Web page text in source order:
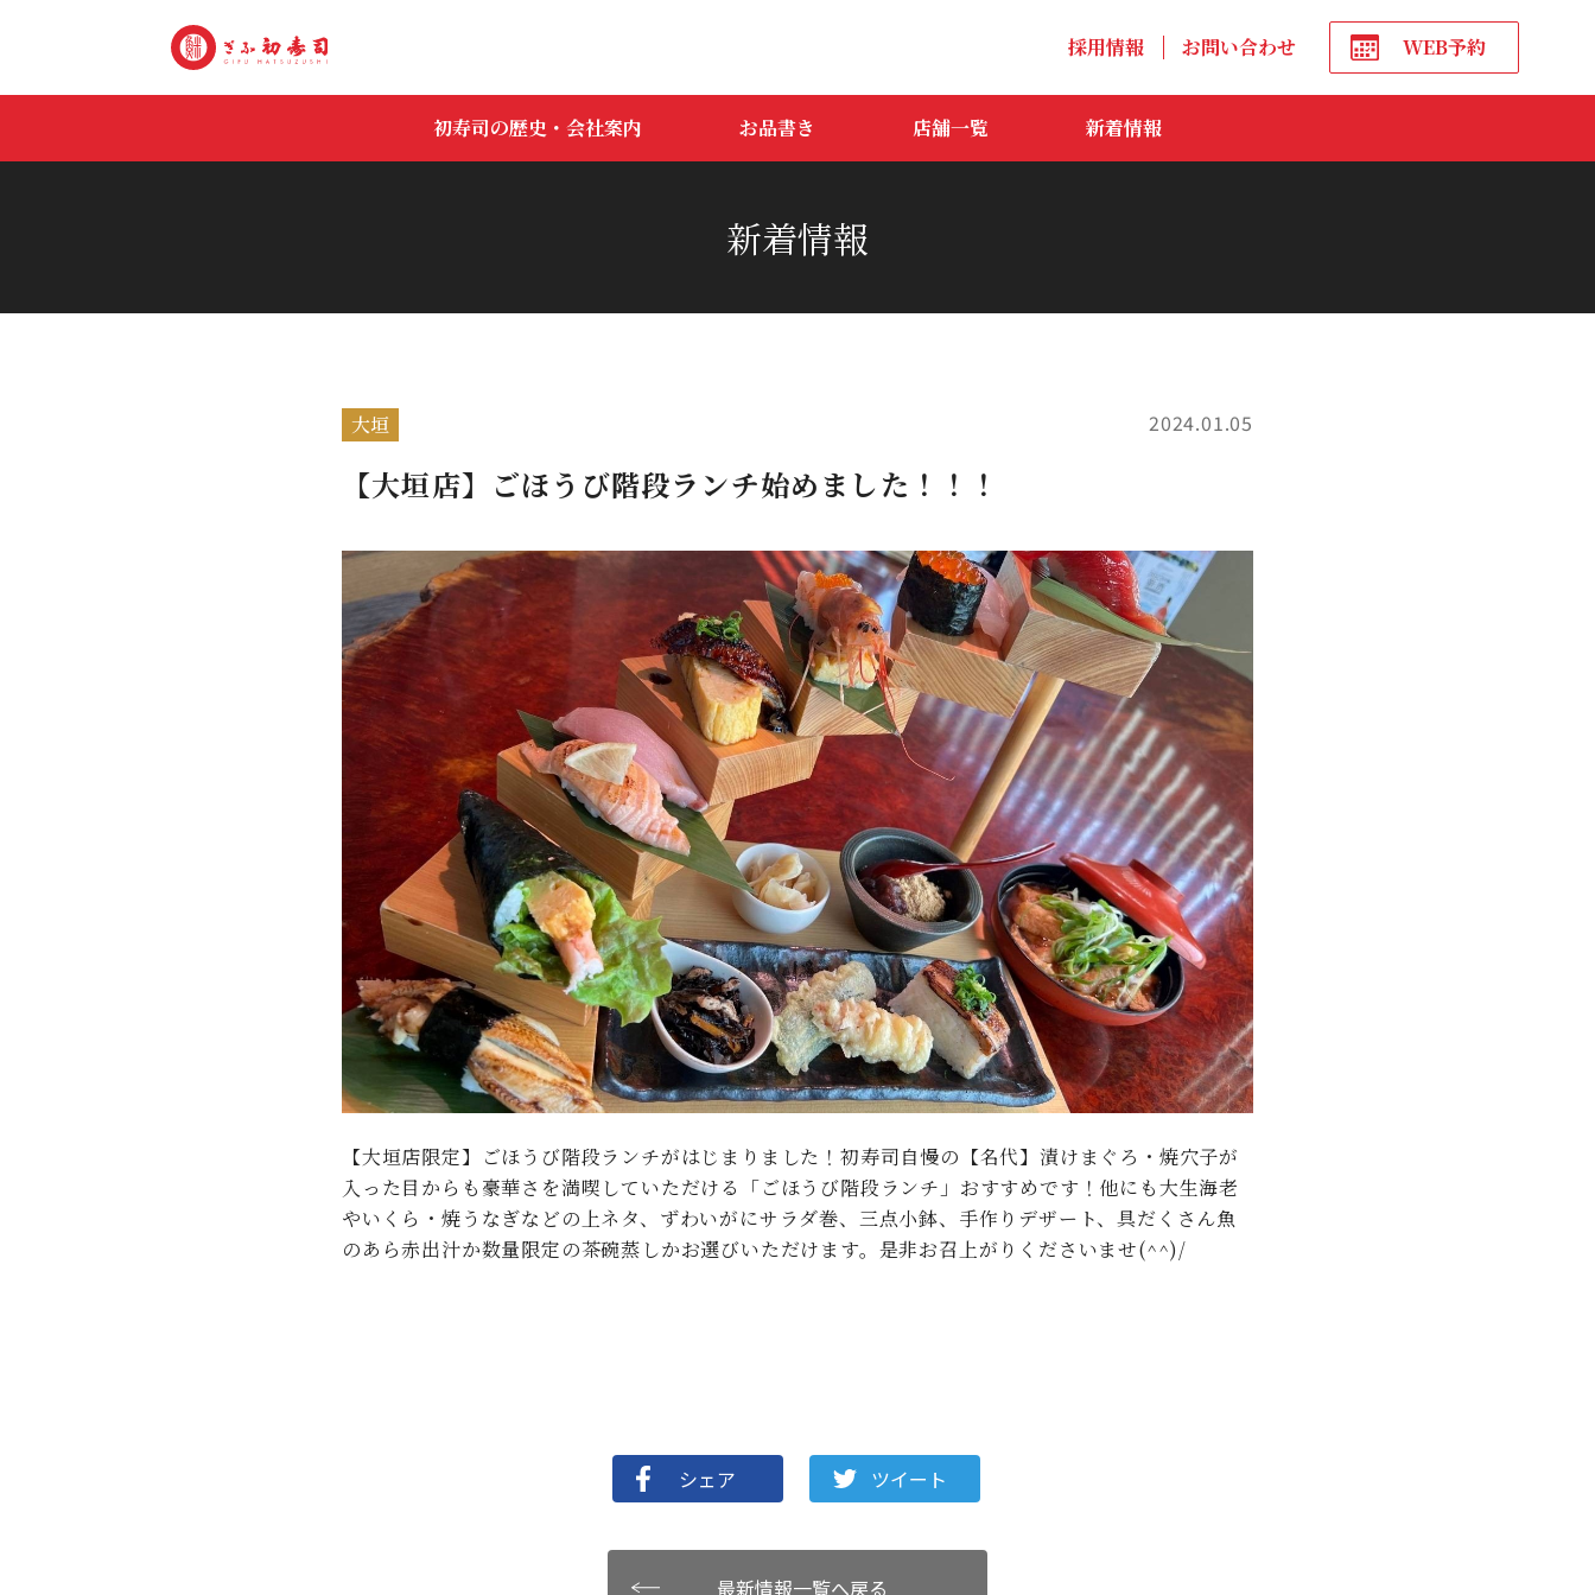
採用情報 お問い合わせ WEB予約
初寿司の歴史・会社案内 お品書き 店舗一覧 新着情報
新着情報
大垣 2024.01.05
【大垣店】ごほうび階段ランチ始めました！！！
【大垣店限定】ごほうび階段ランチがはじまりました！初寿司自慢の【名代】漬けまぐろ・焼穴子が
入った目からも豪華さを満喫していただける「ごほうび階段ランチ」おすすめです！他にも大生海老
やいくら・焼うなぎなどの上ネタ、ずわいがにサラダ巻、三点小鉢、手作りデザート、具だくさん魚
のあら赤出汁か数量限定の茶碗蒸しかお選びいただけます。是非お召上がりくださいませ(^^)/
シェア ツイート
最新情報一覧へ戻る